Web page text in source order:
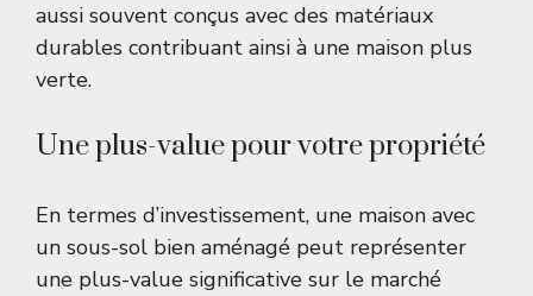
aussi souvent conçus avec des matériaux
durables contribuant ainsi à une maison plus
verte.
Une plus-value pour votre propriété
En termes d’investissement, une maison avec
un sous-sol bien aménagé peut représenter
une plus-value significative sur le marché